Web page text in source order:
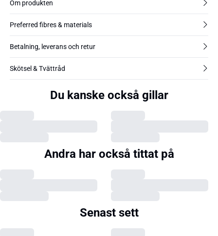
Om produkten
Preferred fibres & materials
Betalning, leverans och retur
Skötsel & Tvättråd
Du kanske också gillar
Andra har också tittat på
Senast sett